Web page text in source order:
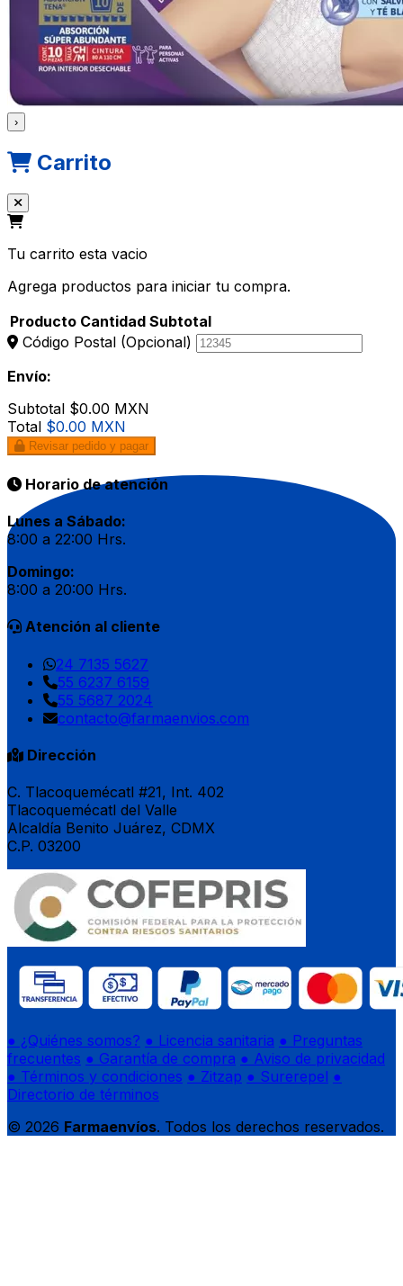
›
Carrito
Tu carrito esta vacio
Agrega productos para iniciar tu compra.
Producto Cantidad Subtotal
Código Postal (Opcional)
Envío:
Subtotal $0.00 MXN
Total $0.00 MXN
Revisar pedido y pagar
Horario de atención
Lunes a Sábado:
8:00 a 22:00 Hrs.
Domingo:
8:00 a 20:00 Hrs.
Atención al cliente
24 7135 5627
55 6237 6159
55 5687 2024
contacto@farmaenvios.com
Dirección
C. Tlacoquemécatl #21, Int. 402
Tlacoquemécatl del Valle
Alcaldía Benito Juárez, CDMX
C.P. 03200
● ¿Quiénes somos? ● Licencia sanitaria ● Preguntas
frecuentes ● Garantía de compra ● Aviso de privacidad
● Términos y condiciones ● Zitzap ● Surerepel ●
Directorio de términos
© 2026 Farmaenvíos. Todos los derechos reservados.